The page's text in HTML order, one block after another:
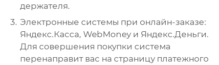
держателя.
Электронные системы при онлайн-заказе:
Яндекс.Касса, WebMoney и Яндекс.Деньги.
Для совершения покупки система
перенаправит вас на страницу платежного